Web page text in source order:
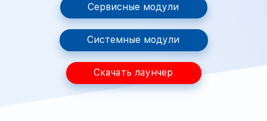
Сервисные модули
Системные модули
Скачать лаунчер